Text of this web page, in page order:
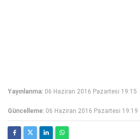
Yayınlanma: 06 Haziran 2016 Pazartesi 19:15
Güncelleme: 06 Haziran 2016 Pazartesi 19:19